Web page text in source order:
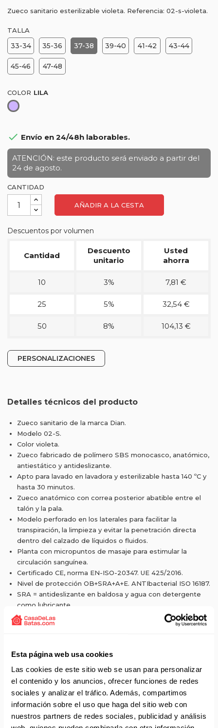
Esta página web usa cookies
Las cookies de este sitio web se usan para personalizar
el contenido y los anuncios, ofrecer funciones de redes
sociales y analizar el tráfico. Además, compartimos
información sobre el uso que haga del sitio web con
nuestros partners de redes sociales, publicidad y análisis
Zueco sanitario esterilizable violeta. Referencia: 02-s-violeta.
TALLA
33-34 35-36 37-38 39-40 41-42 43-44
45-46 47-48
COLOR
Lila
 Envío en 24/48h laborables.
ATENCIÓN: este producto será enviado a partir del
24 de agosto.
CANTIDAD
AÑADIR A LA CESTA
Descuentos por volumen
Cantidad
Descuento
unitario
Usted
ahorra
10 3% 7,81 €
25 5% 32,54 €
50 8% 104,13 €
PERSONALIZACIONES
Detalles técnicos del producto
Zueco sanitario de la marca Dian.
Modelo 02-S.
Color violeta.
Zueco fabricado de polímero SBS monocasco, anatómico,
antiestático y antideslizante.
Apto para lavado en lavadora y esterilizable hasta 140 ºC y
hasta 30 minutos.
Zueco anatómico con correa posterior abatible entre el
talón y la pala.
Modelo perforado en los laterales para facilitar la
transpiración, la limpieza y evitar la penetración directa
dentro del calzado de líquidos o fluidos.
Planta con micropuntos de masaje para estimular la
circulación sanguínea.
Certificado CE, norma EN-ISO-20347. UE 425/2016.
Nivel de protección OB+SRA+A+E. ANTIbacterial ISO 16187.
SRA = antideslizante en baldosa y agua con detergente
como lubricante.
OB =exigencias de base.
E= Absorción de energía en el talón.
(norma UNE-EN 61340-4-3:2005).
Solicita presupuesto:EMAIL